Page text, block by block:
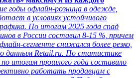
годы офлайн-розница в одежде,
в условиях устойчивого
По итогам 2025 года спад
в России составил 8-15 %, причем
сегменте снижался более резко,
данным Retail.ru. По статистике
итогам прошлого года составило
работать продавцам с